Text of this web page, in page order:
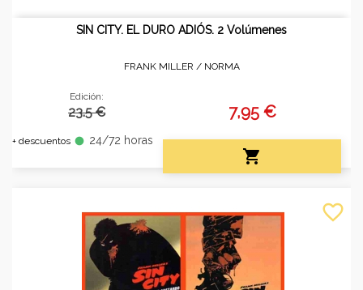
SIN CITY. EL DURO ADIÓS. 2 Volúmenes
FRANK MILLER / NORMA
Edición:
23.5 €
+ descuentos fiber_manual_record 24/72 horas
7,95 €

favorite_border